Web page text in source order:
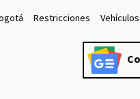
Restricciones Vehículos